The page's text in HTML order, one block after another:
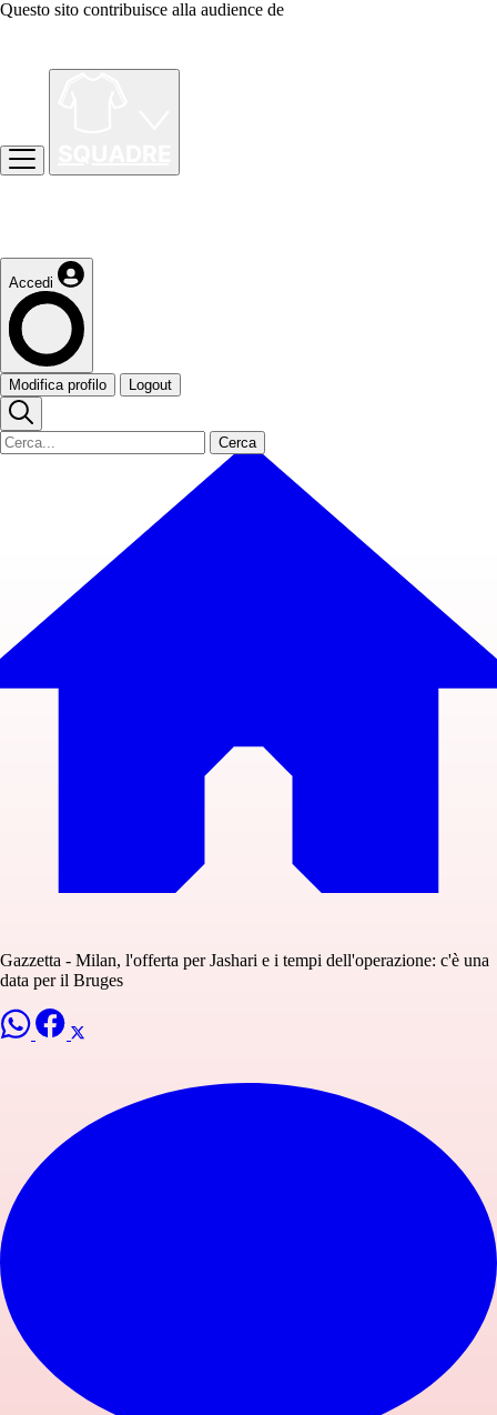
Questo sito contribuisce alla audience de
Accedi
Modifica profilo Logout
Cerca
Gazzetta - Milan, l'offerta per Jashari e i tempi dell'operazione: c'è una
data per il Bruges